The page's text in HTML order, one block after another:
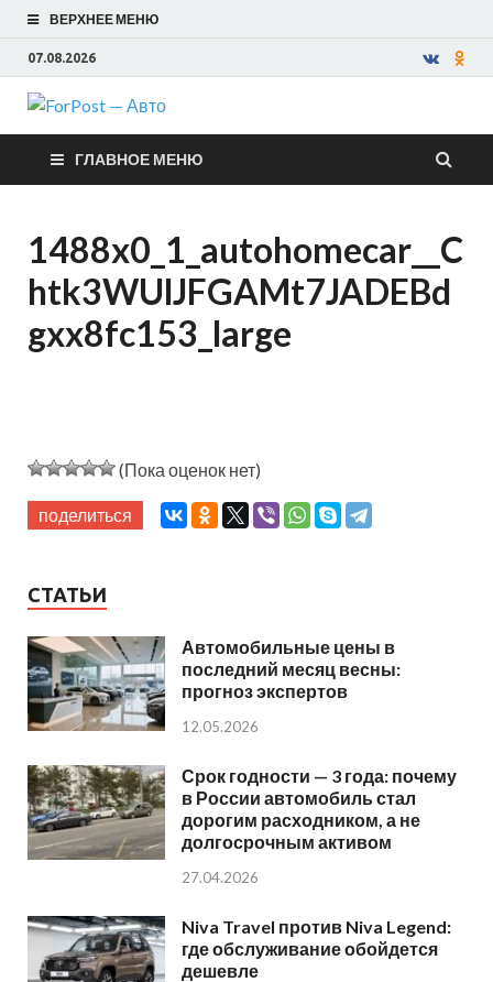
ВЕРХНЕЕ МЕНЮ
07.08.2026
ForPost —
Авто
ГЛАВНОЕ МЕНЮ
1488x0_1_autohomecar__C
htk3WUlJFGAMt7JADEBd
gxx8fc153_large
(Пока оценок нет)
поделиться
СТАТЬИ
Автомобильные цены в
последний месяц весны:
прогноз экспертов
12.05.2026
Срок годности — 3 года: почему
в России автомобиль стал
дорогим расходником, а не
долгосрочным активом
27.04.2026
Niva Travel против Niva Legend:
где обслуживание обойдется
дешевле